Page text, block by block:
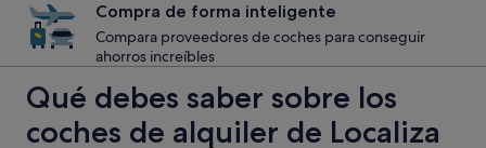
Compra de forma inteligente
Compara proveedores de coches para conseguir
ahorros increíbles
Qué debes saber sobre los
coches de alquiler de Localiza